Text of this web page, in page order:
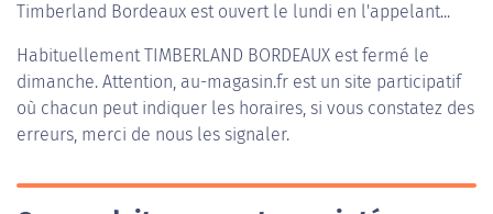
Timberland Bordeaux est ouvert le lundi en l'appelant...
HabituellementTIMBERLAND BORDEAUX est fermé le
dimanche. Attention, au-magasin.fr est un site participatif
où chacun peut indiquer les horaires, si vous constatez des
erreurs, merci de nous les signaler.